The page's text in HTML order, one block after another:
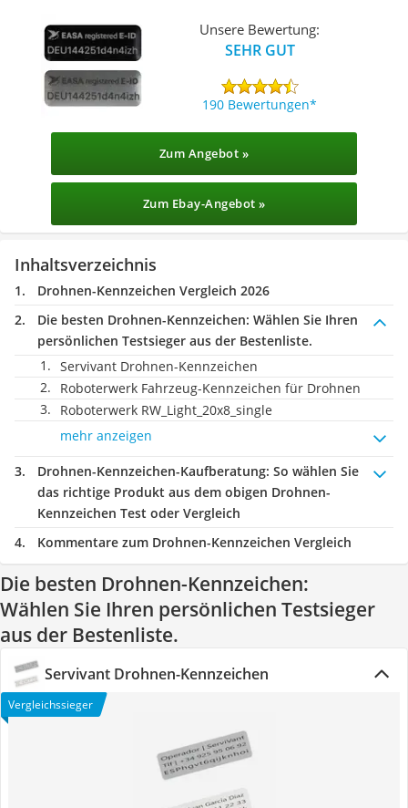
Unsere Bewertung:
SEHR GUT
190 Bewertungen
Zum Angebot »
Zum Ebay-Angebot »
Inhaltsverzeichnis
Drohnen-Kennzeichen Vergleich 2026
Die besten Drohnen-Kennzeichen: Wählen Sie Ihren
persönlichen Testsieger aus der Bestenliste.
Servivant Drohnen-Kennzeichen
Roboterwerk Fahrzeug-Kennzeichen für Drohnen
Roboterwerk ‎RW_Light_20x8_single
mehr anzeigen
Drohnen-Kennzeichen-Kaufberatung: So wählen Sie
das richtige Produkt aus dem obigen Drohnen-
Kennzeichen Test oder Vergleich
Kommentare zum Drohnen-Kennzeichen Vergleich
Die besten Drohnen-Kennzeichen:
Wählen Sie Ihren persönlichen Testsieger
aus der Bestenliste.
Servivant Drohnen-Kennzeichen
Vergleichssieger